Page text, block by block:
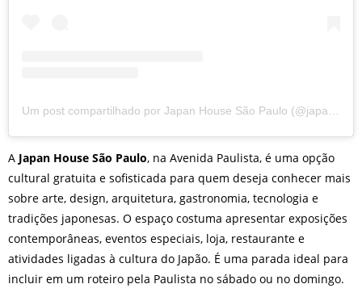
A Japan House São Paulo, na Avenida Paulista, é uma opção
cultural gratuita e sofisticada para quem deseja conhecer mais
sobre arte, design, arquitetura, gastronomia, tecnologia e
tradições japonesas. O espaço costuma apresentar exposições
contemporâneas, eventos especiais, loja, restaurante e
atividades ligadas à cultura do Japão. É uma parada ideal para
incluir em um roteiro pela Paulista no sábado ou no domingo.